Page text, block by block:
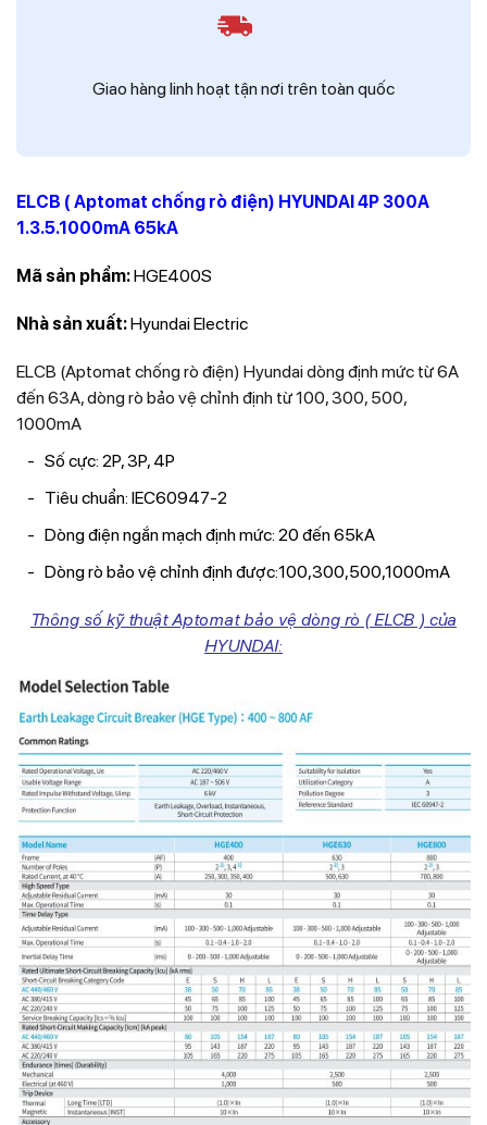
Giao hàng linh hoạt tận nơi trên toàn quốc
ELCB ( Aptomat chống rò điện) HYUNDAI 4P 300A
1.3.5.1000mA 65kA
Mã sản phẩm:HGE400S
Nhà sản xuất:Hyundai Electric
ELCB (Aptomat chống rò điện) Hyundai dòng định mức từ 6A
đến 63A, dòng rò bảo vệ chỉnh định từ 100, 300, 500,
1000mA
Số cực: 2P, 3P, 4P
Tiêu chuẩn: IEC60947-2
Dòng điện ngắn mạch định mức: 20 đến 65kA
Dòng rò bảo vệ chỉnh định được:100,300,500,1000mA
Thông số kỹ thuật Aptomat bảo vệ dòng rò ( ELCB ) của
HYUNDAI: